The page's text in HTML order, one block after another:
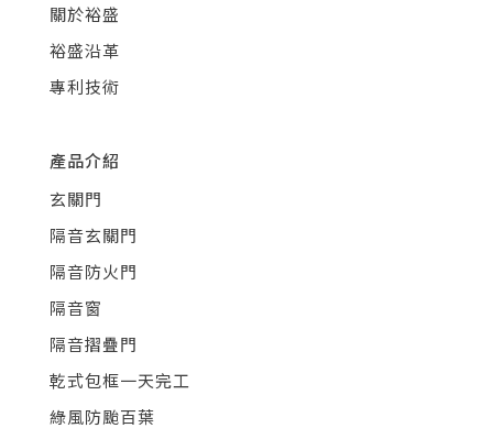
關於裕盛
裕盛沿革
專利技術
產品介紹
玄關門
隔音玄關門
隔音防火門
隔音窗
隔音摺疊門
乾式包框一天完工
綠風防颱百葉